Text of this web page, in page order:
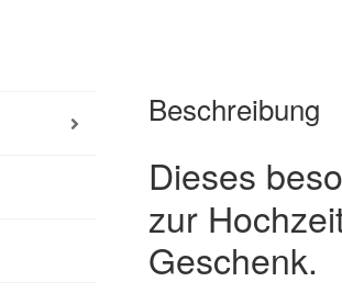
Beschreibung
Dieses
zur
Geschenk.